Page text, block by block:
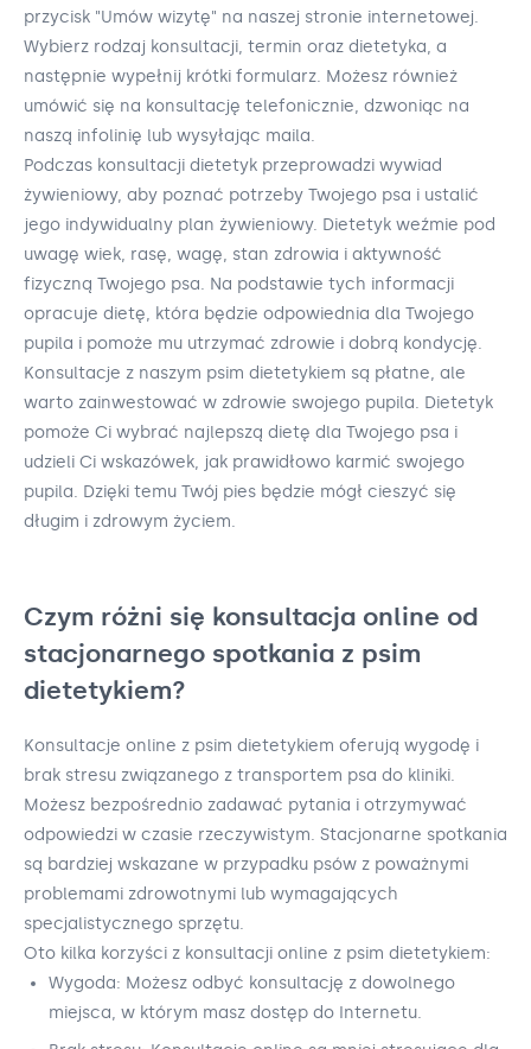
przycisk "Umów wizytę" na naszej stronie internetowej.
Wybierz rodzaj konsultacji, termin oraz dietetyka, a
następnie wypełnij krótki formularz. Możesz również
umówić się na konsultację telefonicznie, dzwoniąc na
naszą infolinię lub wysyłając maila.
Podczas konsultacji dietetyk przeprowadzi wywiad
żywieniowy, aby poznać potrzeby Twojego psa i ustalić
jego indywidualny plan żywieniowy. Dietetyk weźmie pod
uwagę wiek, rasę, wagę, stan zdrowia i aktywność
fizyczną Twojego psa. Na podstawie tych informacji
opracuje dietę, która będzie odpowiednia dla Twojego
pupila i pomoże mu utrzymać zdrowie i dobrą kondycję.
Konsultacje z naszym psim dietetykiem są płatne, ale
warto zainwestować w zdrowie swojego pupila. Dietetyk
pomoże Ci wybrać najlepszą dietę dla Twojego psa i
udzieli Ci wskazówek, jak prawidłowo karmić swojego
pupila. Dzięki temu Twój pies będzie mógł cieszyć się
długim i zdrowym życiem.
Czym różni się konsultacja online od
stacjonarnego spotkania z psim
dietetykiem?
Konsultacje online z psim dietetykiem oferują wygodę i
brak stresu związanego z transportem psa do kliniki.
Możesz bezpośrednio zadawać pytania i otrzymywać
odpowiedzi w czasie rzeczywistym. Stacjonarne spotkania
są bardziej wskazane w przypadku psów z poważnymi
problemami zdrowotnymi lub wymagających
specjalistycznego sprzętu.
Oto kilka korzyści z konsultacji online z psim dietetykiem:
Wygoda: Możesz odbyć konsultację z dowolnego
miejsca, w którym masz dostęp do Internetu.